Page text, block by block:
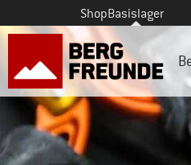
ShopBasislager